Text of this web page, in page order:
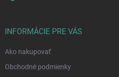
INFORMÁCIE PRE VÁS
Ako nakupovať
Obchodné podmienky